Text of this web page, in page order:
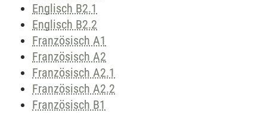
Englisch B2.1
Englisch B2.2
Französisch A1
Französisch A2
Französisch A2.1
Französisch A2.2
Französisch B1